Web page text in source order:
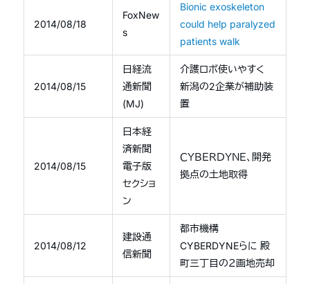
2014/08/18
FoxNew
s
Bionic exoskeleton
could help paralyzed
patients walk
2014/08/15
日経流
通新聞
(MJ)
介護ロボ使いやすく
新潟の2企業が補助装
置
2014/08/15
日本経
済新聞
電子版
セクショ
ン
ＣＹＢＥＲＤＹＮＥ、開発
拠点の土地取得
2014/08/12
建設通
信新聞
都市機構
CYBERDYNEらに 殿
町三丁目の２画地売却